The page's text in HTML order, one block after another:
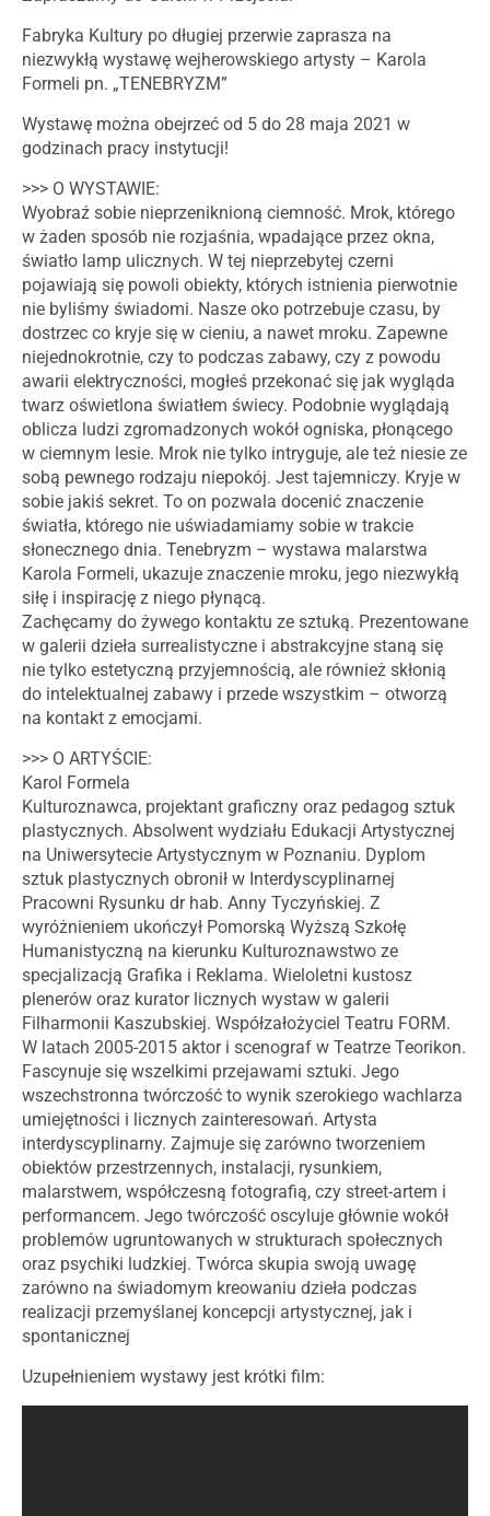
Fabryka Kultury po długiej przerwie zaprasza na
niezwykłą wystawę wejherowskiego artysty – Karola
Formeli pn. „TENEBRYZM”
Wystawę można obejrzeć od 5 do 28 maja 2021 w
godzinach pracy instytucji!
>>> O WYSTAWIE:
Wyobraź sobie nieprzeniknioną ciemność. Mrok, którego
w żaden sposób nie rozjaśnia, wpadające przez okna,
światło lamp ulicznych. W tej nieprzebytej czerni
pojawiają się powoli obiekty, których istnienia pierwotnie
nie byliśmy świadomi. Nasze oko potrzebuje czasu, by
dostrzec co kryje się w cieniu, a nawet mroku. Zapewne
niejednokrotnie, czy to podczas zabawy, czy z powodu
awarii elektryczności, mogłeś przekonać się jak wygląda
twarz oświetlona światłem świecy. Podobnie wyglądają
oblicza ludzi zgromadzonych wokół ogniska, płonącego
w ciemnym lesie. Mrok nie tylko intryguje, ale też niesie ze
sobą pewnego rodzaju niepokój. Jest tajemniczy. Kryje w
sobie jakiś sekret. To on pozwala docenić znaczenie
światła, którego nie uświadamiamy sobie w trakcie
słonecznego dnia. Tenebryzm – wystawa malarstwa
Karola Formeli, ukazuje znaczenie mroku, jego niezwykłą
siłę i inspirację z niego płynącą.
Zachęcamy do żywego kontaktu ze sztuką. Prezentowane
w galerii dzieła surrealistyczne i abstrakcyjne staną się
nie tylko estetyczną przyjemnością, ale również skłonią
do intelektualnej zabawy i przede wszystkim – otworzą
na kontakt z emocjami.
>>> O ARTYŚCIE:
Karol Formela
Kulturoznawca, projektant graficzny oraz pedagog sztuk
plastycznych. Absolwent wydziału Edukacji Artystycznej
na Uniwersytecie Artystycznym w Poznaniu. Dyplom
sztuk plastycznych obronił w Interdyscyplinarnej
Pracowni Rysunku dr hab. Anny Tyczyńskiej. Z
wyróżnieniem ukończył Pomorską Wyższą Szkołę
Humanistyczną na kierunku Kulturoznawstwo ze
specjalizacją Grafika i Reklama. Wieloletni kustosz
plenerów oraz kurator licznych wystaw w galerii
Filharmonii Kaszubskiej. Współzałożyciel Teatru FORM.
W latach 2005-2015 aktor i scenograf w Teatrze Teorikon.
Fascynuje się wszelkimi przejawami sztuki. Jego
wszechstronna twórczość to wynik szerokiego wachlarza
umiejętności i licznych zainteresowań. Artysta
interdyscyplinarny. Zajmuje się zarówno tworzeniem
obiektów przestrzennych, instalacji, rysunkiem,
malarstwem, współczesną fotografią, czy street-artem i
performancem. Jego twórczość oscyluje głównie wokół
problemów ugruntowanych w strukturach społecznych
oraz psychiki ludzkiej. Twórca skupia swoją uwagę
zarówno na świadomym kreowaniu dzieła podczas
realizacji przemyślanej koncepcji artystycznej, jak i
spontanicznej
Uzupełnieniem wystawy jest krótki film: